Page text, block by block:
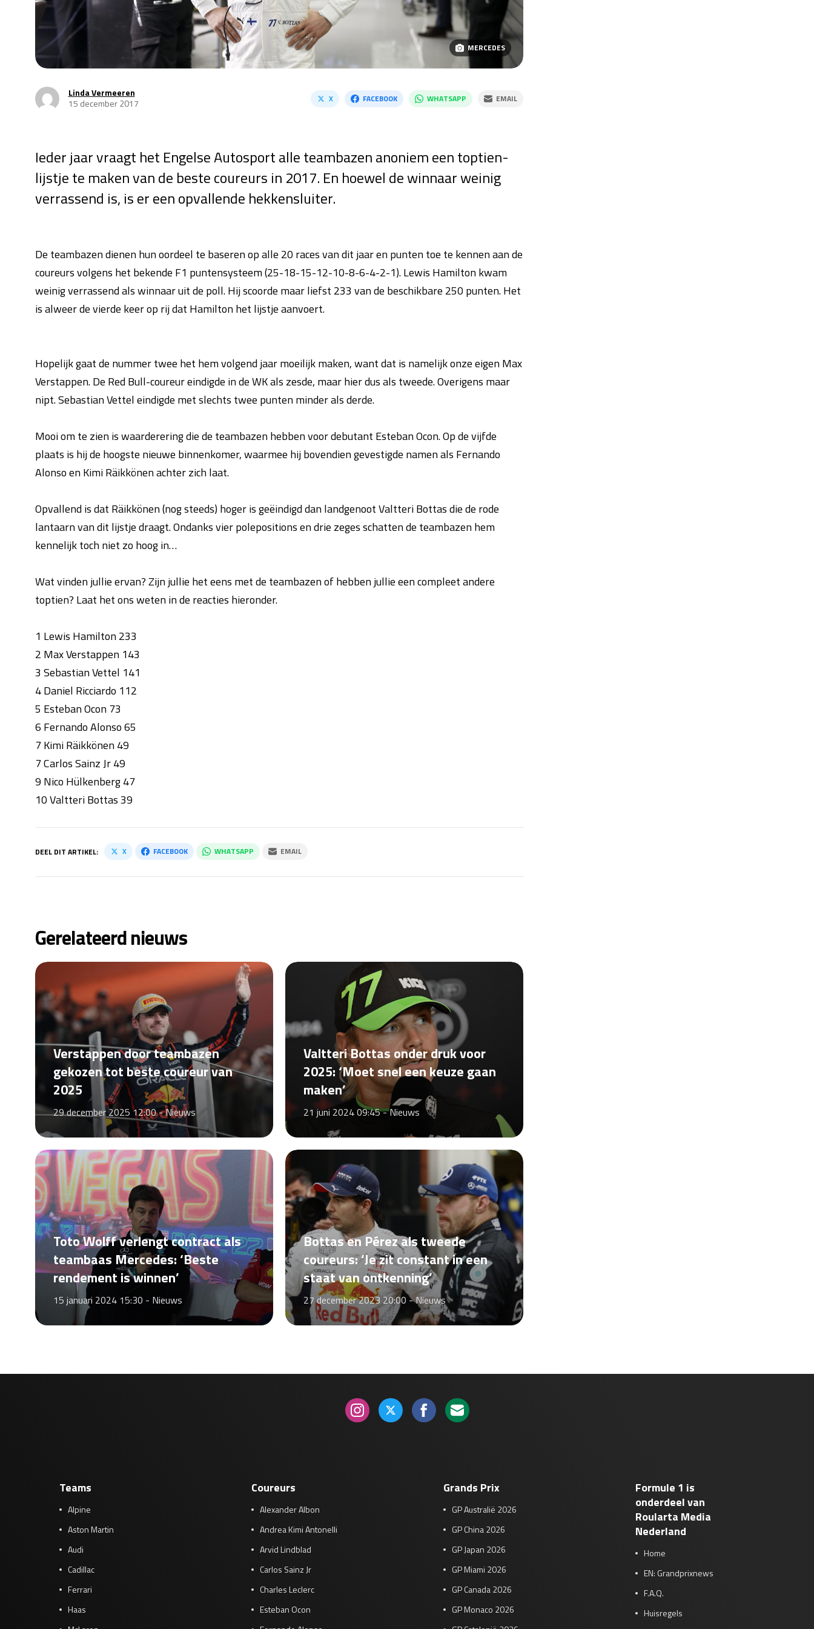
MERCEDES
Linda Vermeeren
15 december 2017
X FACEBOOK WHATSAPP EMAIL
Ieder jaar vraagt het Engelse Autosport alle teambazen anoniem een toptien-
lijstje te maken van de beste coureurs in 2017. En hoewel de winnaar weinig
verrassend is, is er een opvallende hekkensluiter.
De teambazen dienen hun oordeel te baseren op alle 20 races van dit jaar en punten toe te kennen aan de
coureurs volgens het bekende F1 puntensysteem (25-18-15-12-10-8-6-4-2-1). Lewis Hamilton kwam
weinig verrassend als winnaar uit de poll. Hij scoorde maar liefst 233 van de beschikbare 250 punten. Het
is alweer de vierde keer op rij dat Hamilton het lijstje aanvoert.
Hopelijk gaat de nummer twee het hem volgend jaar moeilijk maken, want dat is namelijk onze eigen Max
Verstappen. De Red Bull-coureur eindigde in de WK als zesde, maar hier dus als tweede. Overigens maar
nipt. Sebastian Vettel eindigde met slechts twee punten minder als derde.
Mooi om te zien is waarderering die de teambazen hebben voor debutant Esteban Ocon. Op de vijfde
plaats is hij de hoogste nieuwe binnenkomer, waarmee hij bovendien gevestigde namen als Fernando
Alonso en Kimi Räikkönen achter zich laat.
Opvallend is dat Räikkönen (nog steeds) hoger is geëindigd dan landgenoot Valtteri Bottas die de rode
lantaarn van dit lijstje draagt. Ondanks vier polepositions en drie zeges schatten de teambazen hem
kennelijk toch niet zo hoog in…
Wat vinden jullie ervan? Zijn jullie het eens met de teambazen of hebben jullie een compleet andere
toptien? Laat het ons weten in de reacties hieronder.
1 Lewis Hamilton 233
2 Max Verstappen 143
3 Sebastian Vettel 141
4 Daniel Ricciardo 112
5 Esteban Ocon 73
6 Fernando Alonso 65
7 Kimi Räikkönen 49
7 Carlos Sainz Jr 49
9 Nico Hülkenberg 47
10 Valtteri Bottas 39
DEEL DIT ARTIKEL: X FACEBOOK WHATSAPP EMAIL
Gerelateerd nieuws
Verstappen door teambazen
gekozen tot beste coureur van
2025
29 december 2025 12:00 -Nieuws
Valtteri Bottas onder druk voor
2025: ‘Moet snel een keuze gaan
maken’
21 juni 2024 09:45 -Nieuws
Toto Wolff verlengt contract als
teambaas Mercedes: ‘Beste
rendement is winnen’
15 januari 2024 15:30 - Nieuws
Bottas en Pérez als tweede
coureurs: ‘Je zit constant in een
staat van ontkenning’
27 december 2023 20:00 -Nieuws
Teams
Alpine
Aston Martin
Audi
Cadillac
Ferrari
Haas
Coureurs
Alexander Albon
Andrea Kimi Antonelli
Arvid Lindblad
Carlos Sainz Jr
Charles Leclerc
Esteban Ocon
Grands Prix
GP Australië 2026
GP China 2026
GP Japan 2026
GP Miami 2026
GP Canada 2026
GP Monaco 2026
Formule 1 is
onderdeel van
Roularta Media
Nederland
Home
EN: Grandprixnews
F.A.Q.
Huisregels